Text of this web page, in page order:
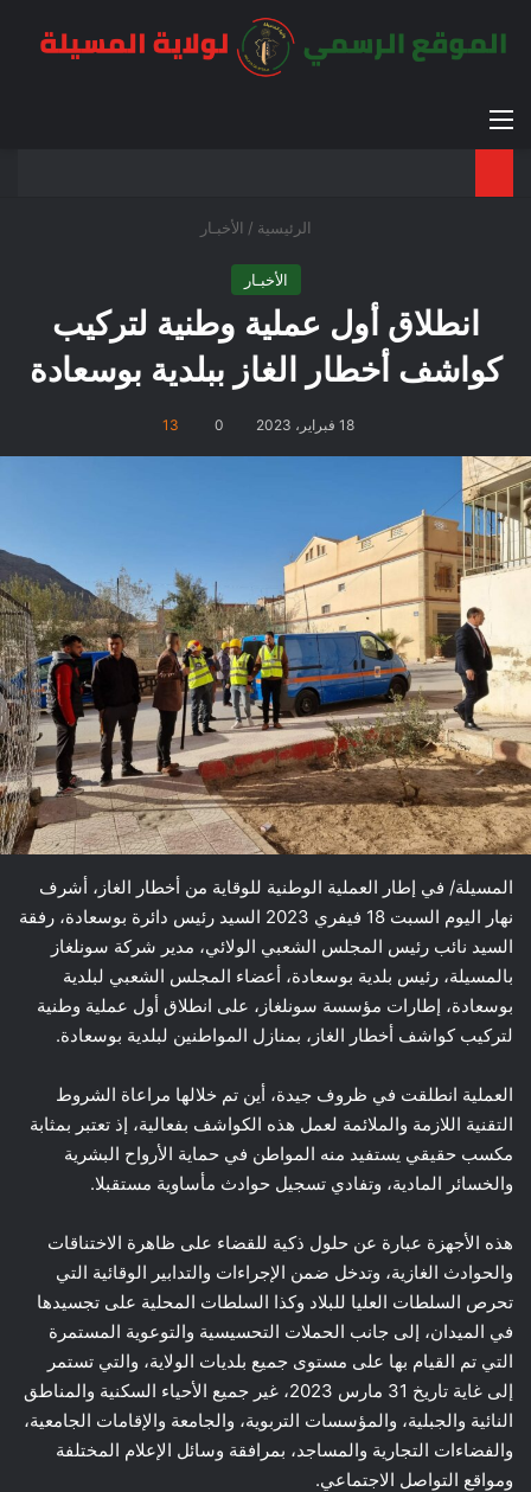
القائمة
الرئيسية / الأخبـار
الأخبـار
انطلاق أول عملية وطنية لتركيب
كواشف أخطار الغاز ببلدية بوسعادة
18 فبراير، 2023 0
13
المسيلة/ في إطار العملية الوطنية للوقاية من أخطار الغاز، أشرف
نهار اليوم السبت 18 فيفري 2023 السيد رئيس دائرة بوسعادة، رفقة
السيد نائب رئيس المجلس الشعبي الولائي، مدير شركة سونلغاز
بالمسيلة، رئيس بلدية بوسعادة، أعضاء المجلس الشعبي لبلدية
بوسعادة، إطارات مؤسسة سونلغاز، على انطلاق أول عملية وطنية
لتركيب كواشف أخطار الغاز، بمنازل المواطنين لبلدية بوسعادة.
العملية انطلقت في ظروف جيدة، أين تم خلالها مراعاة الشروط
التقنية اللازمة والملائمة لعمل هذه الكواشف بفعالية، إذ تعتبر بمثابة
مكسب حقيقي يستفيد منه المواطن في حماية الأرواح البشرية
والخسائر المادية، وتفادي تسجيل حوادث مأساوية مستقبلا.
هذه الأجهزة عبارة عن حلول ذكية للقضاء على ظاهرة الاختناقات
والحوادث الغازية، وتدخل ضمن الإجراءات والتدابير الوقائية التي
تحرص السلطات العليا للبلاد وكذا السلطات المحلية على تجسيدها
في الميدان، إلى جانب الحملات التحسيسية والتوعوية المستمرة
التي تم القيام بها على مستوى جميع بلديات الولاية، والتي تستمر
إلى غاية تاريخ 31 مارس 2023، غير جميع الأحياء السكنية والمناطق
النائية والجبلية، والمؤسسات التربوية، والجامعة والإقامات الجامعية،
والفضاءات التجارية والمساجد، بمرافقة وسائل الإعلام المختلفة
ومواقع التواصل الاجتماعي.